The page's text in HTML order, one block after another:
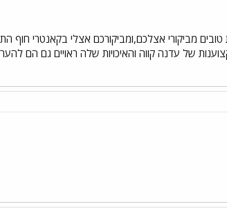
מביקורי אצלכם,ומביקורכם אצלי בקאנטרי חוף
של עדנה קווה והאיכויות שלה ראויים גם הם